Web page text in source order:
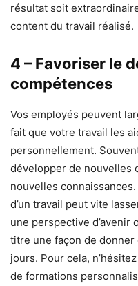
résultat soit
content du travail réalisé.
4 – Favoriser le
compétences
Vos employés peuvent
fait que votre travail les
personnellement.
développer de nouvelles
nouvelles
d’un travail peut vite
une perspective d’avenir
titre une façon de donner
jours. Pour cela,
de formations